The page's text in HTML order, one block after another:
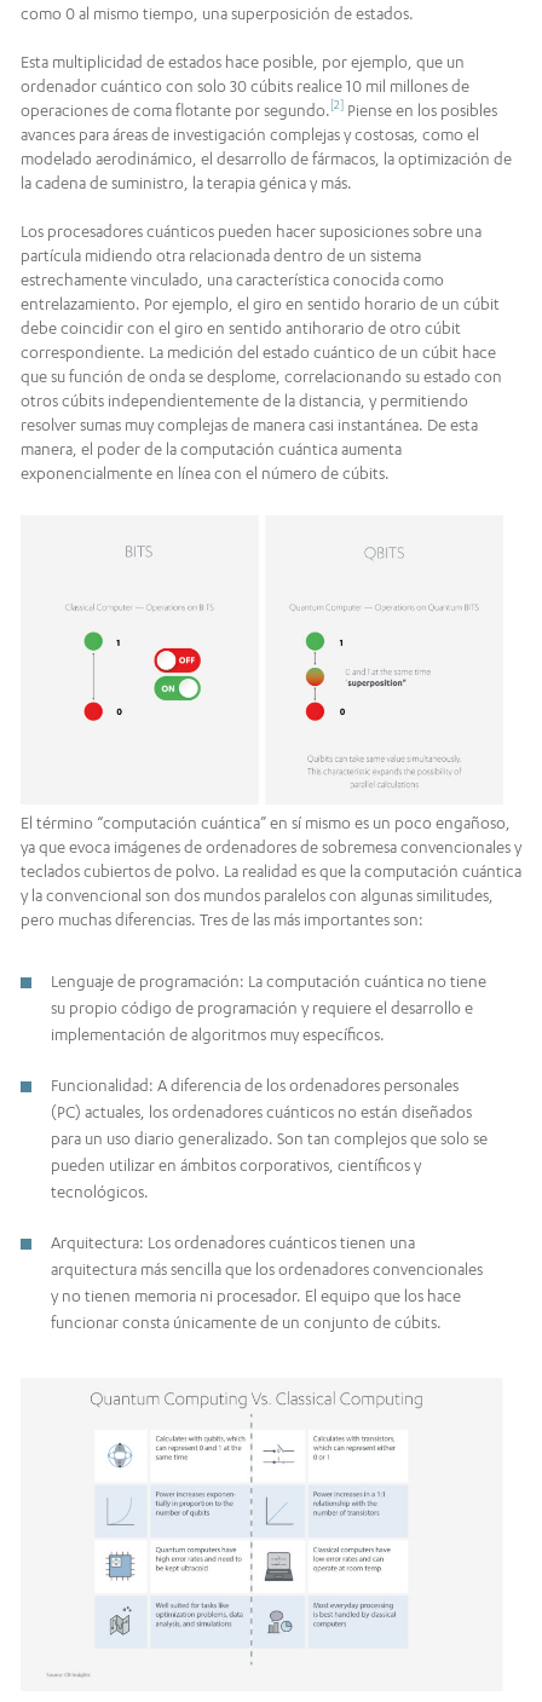
como 0 al mismo tiempo, una superposición de estados.
Esta multiplicidad de estados hace posible, por ejemplo, que un
ordenador cuántico con solo 30 cúbits realice 10 mil millones de
operaciones de coma flotante por segundo. [2] Piense en los posibles
avances para áreas de investigación complejas y costosas, como el
modelado aerodinámico, el desarrollo de fármacos, la optimización de
la cadena de suministro, la terapia génica y más.
Los procesadores cuánticos pueden hacer suposiciones sobre una
partícula midiendo otra relacionada dentro de un sistema
estrechamente vinculado, una característica conocida como
entrelazamiento. Por ejemplo, el giro en sentido horario de un cúbit
debe coincidir con el giro en sentido antihorario de otro cúbit
correspondiente. La medición del estado cuántico de un cúbit hace
que su función de onda se desplome, correlacionando su estado con
otros cúbits independientemente de la distancia, y permitiendo
resolver sumas muy complejas de manera casi instantánea. De esta
manera, el poder de la computación cuántica aumenta
exponencialmente en línea con el número de cúbits.
El término “computación cuántica” en sí mismo es un poco engañoso,
ya que evoca imágenes de ordenadores de sobremesa convencionales y
teclados cubiertos de polvo. La realidad es que la computación cuántica
y la convencional son dos mundos paralelos con algunas similitudes,
pero muchas diferencias. Tres de las más importantes son:
Lenguaje de programación: La computación cuántica no tiene
su propio código de programación y requiere el desarrollo e
implementación de algoritmos muy específicos.
Funcionalidad: A diferencia de los ordenadores personales
(PC) actuales, los ordenadores cuánticos no están diseñados
para un uso diario generalizado. Son tan complejos que solo se
pueden utilizar en ámbitos corporativos, científicos y
tecnológicos.
Arquitectura: Los ordenadores cuánticos tienen una
arquitectura más sencilla que los ordenadores convencionales
y no tienen memoria ni procesador. El equipo que los hace
funcionar consta únicamente de un conjunto de cúbits.